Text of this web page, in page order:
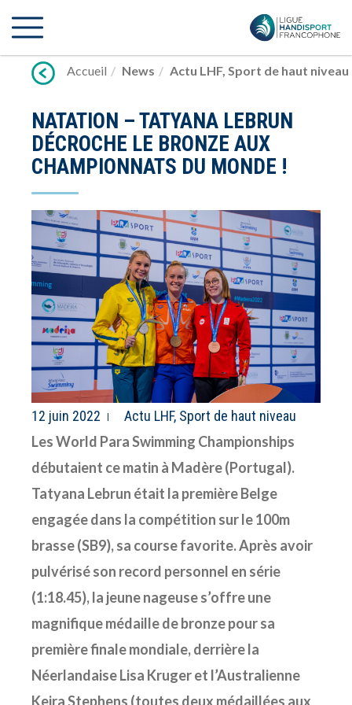
vers
Accueil
News Actu LHF, Sport de haut niveau
NATATION – TATYANA LEBRUN
DÉCROCHE LE BRONZE AUX
CHAMPIONNATS DU MONDE !
12 juin 2022 Actu LHF, Sport de haut niveau
Les World Para Swimming Championships
débutaient ce matin à Madère (Portugal).
Tatyana Lebrun était la première Belge
engagée dans la compétition sur le 100m
brasse (SB9), sa course favorite. Après avoir
pulvérisé son record personnel en série
(1:18.45), la jeune nageuse s’offre une
magnifique médaille de bronze pour sa
première finale mondiale, derrière la
Néerlandaise Lisa Kruger et l’Australienne
Keira Stephens (toutes deux médaillées aux